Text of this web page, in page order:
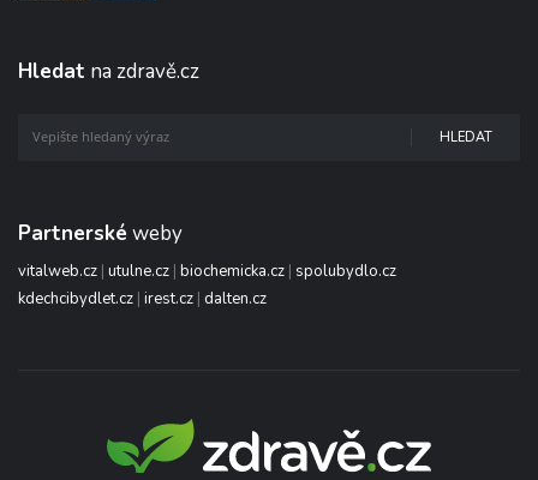
Hledat na zdravě.cz
HLEDAT
Partnerské weby
vitalweb.cz | utulne.cz | biochemicka.cz | spolubydlo.cz
kdechcibydlet.cz | irest.cz | dalten.cz